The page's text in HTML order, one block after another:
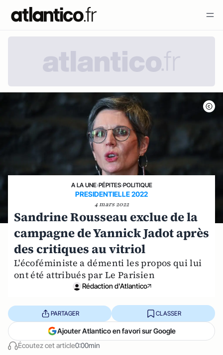
A LA UNE›PÉPITES›POLITIQUE
PRESIDENTIELLE 2022
4 mars 2022
Sandrine Rousseau exclue de la
campagne de Yannick Jadot après
des critiques au vitriol
L'écoféministe a démenti les propos qui lui
ont été attribués par Le Parisien
Rédaction d'Atlantico
Écoutez cet article0:00min
PARTAGER CLASSER
Ajouter Atlantico en favori sur Google